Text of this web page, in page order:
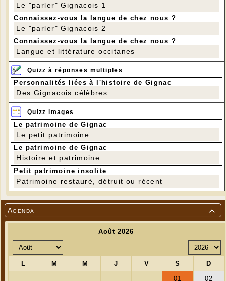

Agenda
Le "parler" Gignacois 1
Connaissez-vous la langue de chez nous ?
Le "parler" Gignacois 2
Connaissez-vous la langue de chez nous ?
Langue et littérature occitanes
Quizz à réponses multiples
Personnalités liées à l'histoire de Gignac
Des Gignacois célèbres
Quizz images
Le patrimoine de Gignac
Le petit patrimoine
Le patrimoine de Gignac
Histoire et patrimoine
Petit patrimoine insolite
Patrimoine restauré, détruit ou récent